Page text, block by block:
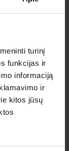
turinį
funkcijas ir
informaciją
ir
kitos jūsų
ir
buitinės